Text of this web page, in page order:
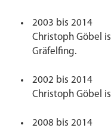
2003 bis 2014
Christoph Göbel
Gräfelfing.
2002 bis 2014
Christoph Göbel
2008 bis 2014